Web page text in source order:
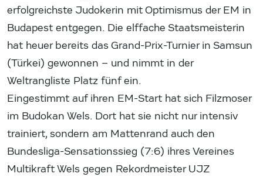
erfolgreichste Judokerin mit Optimismus der EM in
Budapest entgegen. Die elffache Staatsmeisterin
hat heuer bereits das Grand-Prix-Turnier in Samsun
(Türkei) gewonnen – und nimmt in der
Weltrangliste Platz fünf ein.
Eingestimmt auf ihren EM-Start hat sich Filzmoser
im Budokan Wels. Dort hat sie nicht nur intensiv
trainiert, sondern am Mattenrand auch den
Bundesliga-Sensationssieg (7:6) ihres Vereines
Multikraft Wels gegen Rekordmeister UJZ